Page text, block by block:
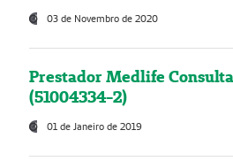
03 de Novembro de 2020
Prestador Medlife
(51004334-2)
01 de Janeiro de 2019